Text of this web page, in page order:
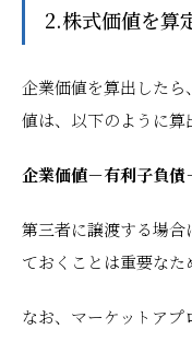
2.株式価値を算
企業価値を算出した
値は、以下のように算
企業価値－有利子負
第三者に譲渡する場
ておくことは重要なた
なお、マーケットアプ